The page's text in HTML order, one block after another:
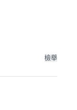
檢舉